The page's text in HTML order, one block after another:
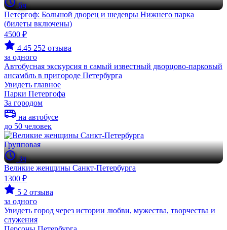
6ч
Петергоф: Большой дворец и шедевры Нижнего парка
(билеты включены)
4500 ₽
4.45 252 отзыва
за одного
Автобусная экскурсия в самый известный дворцово-парковый
ансамбль в пригороде Петербурга
Увидеть главное
Парки Петергофа
За городом
на автобусе
до 50 человек
Групповая
3ч
Великие женщины Санкт‑Петербурга
1300 ₽
5 2 отзыва
за одного
Увидеть город через истории любви, мужества, творчества и
служения